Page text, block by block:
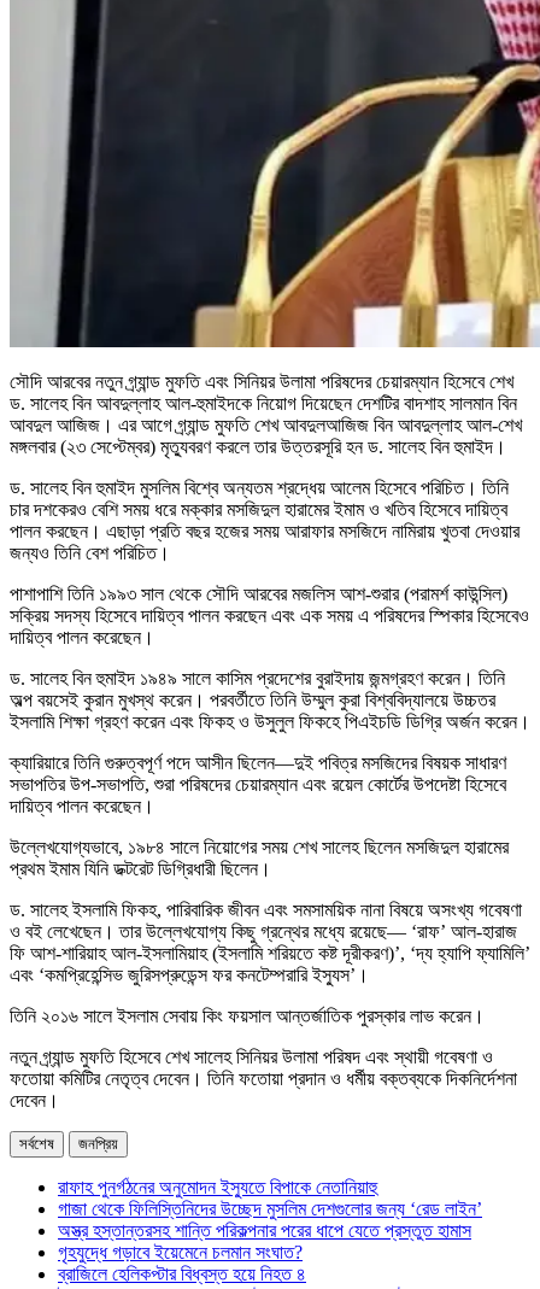
সৌদি আরবের নতুন গ্র্যান্ড মুফতি এবং সিনিয়র উলামা পরিষদের চেয়ারম্যান হিসেবে শেখ
ড. সালেহ বিন আবদুল্লাহ আল-হুমাইদকে নিয়োগ দিয়েছেন দেশটির বাদশাহ সালমান বিন
আবদুল আজিজ। এর আগে গ্র্যান্ড মুফতি শেখ আবদুলআজিজ বিন আবদুল্লাহ আল-শেখ
মঙ্গলবার (২৩ সেপ্টেম্বর) মৃত্যুবরণ করলে তার উত্তরসূরি হন ড. সালেহ বিন হুমাইদ।
ড. সালেহ বিন হুমাইদ মুসলিম বিশ্বে অন্যতম শ্রদ্ধেয় আলেম হিসেবে পরিচিত। তিনি
চার দশকেরও বেশি সময় ধরে মক্কার মসজিদুল হারামের ইমাম ও খতিব হিসেবে দায়িত্ব
পালন করছেন। এছাড়া প্রতি বছর হজের সময় আরাফার মসজিদে নামিরায় খুতবা দেওয়ার
জন্যও তিনি বেশ পরিচিত।
পাশাপাশি তিনি ১৯৯৩ সাল থেকে সৌদি আরবের মজলিস আশ-শুরার (পরামর্শ কাউন্সিল)
সক্রিয় সদস্য হিসেবে দায়িত্ব পালন করছেন এবং এক সময় এ পরিষদের স্পিকার হিসেবেও
দায়িত্ব পালন করেছেন।
ড. সালেহ বিন হুমাইদ ১৯৪৯ সালে কাসিম প্রদেশের বুরাইদায় জন্মগ্রহণ করেন। তিনি
অল্প বয়সেই কুরান মুখস্থ করেন। পরবর্তীতে তিনি উম্মুল কুরা বিশ্ববিদ্যালয়ে উচ্চতর
ইসলামি শিক্ষা গ্রহণ করেন এবং ফিকহ ও উসুলুল ফিকহে পিএইচডি ডিগ্রি অর্জন করেন।
ক্যারিয়ারে তিনি গুরুত্বপূর্ণ পদে আসীন ছিলেন—দুই পবিত্র মসজিদের বিষয়ক সাধারণ
সভাপতির উপ-সভাপতি, শুরা পরিষদের চেয়ারম্যান এবং রয়েল কোর্টের উপদেষ্টা হিসেবে
দায়িত্ব পালন করেছেন।
উল্লেখযোগ্যভাবে, ১৯৮৪ সালে নিয়োগের সময় শেখ সালেহ ছিলেন মসজিদুল হারামের
প্রথম ইমাম যিনি ডক্টরেট ডিগ্রিধারী ছিলেন।
ড. সালেহ ইসলামি ফিকহ, পারিবারিক জীবন এবং সমসাময়িক নানা বিষয়ে অসংখ্য গবেষণা
ও বই লেখেছেন। তার উল্লেখযোগ্য কিছু গ্রন্থের মধ্যে রয়েছে— ‘রাফ’ আল-হারাজ
ফি আশ-শারিয়াহ আল-ইসলামিয়াহ (ইসলামি শরিয়তে কষ্ট দূরীকরণ)’, ‘দ্য হ্যাপি ফ্যামিলি’
এবং ‘কমপ্রিহেন্সিভ জুরিসপ্রুডেন্স ফর কনটেম্পরারি ইস্যুস’।
তিনি ২০১৬ সালে ইসলাম সেবায় কিং ফয়সাল আন্তর্জাতিক পুরস্কার লাভ করেন।
নতুন গ্র্যান্ড মুফতি হিসেবে শেখ সালেহ সিনিয়র উলামা পরিষদ এবং স্থায়ী গবেষণা ও
ফতোয়া কমিটির নেতৃত্ব দেবেন। তিনি ফতোয়া প্রদান ও ধর্মীয় বক্তব্যকে দিকনির্দেশনা
দেবেন।
সর্বশেষ জনপ্রিয়
রাফাহ পুনর্গঠনের অনুমোদন ইস্যুতে বিপাকে নেতানিয়াহু
গাজা থেকে ফিলিস্তিনিদের উচ্ছেদ মুসলিম দেশগুলোর জন্য ‘রেড লাইন’
অস্ত্র হস্তান্তরসহ শান্তি পরিকল্পনার পরের ধাপে যেতে প্রস্তুত হামাস
গৃহযুদ্ধে গড়াবে ইয়েমেনে চলমান সংঘাত?
ব্রাজিলে হেলিকপ্টার বিধ্বস্ত হয়ে নিহত ৪